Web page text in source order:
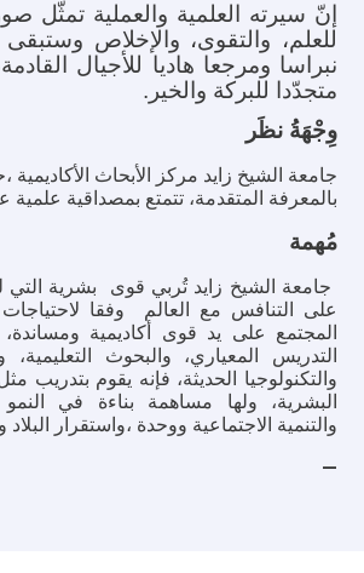
إنّ سیرته العلمیة والعملیة تمثّل
للعلم، والتقوی، والإخلاص وستبقی
نبراسا ومرجعا هادیا للأجیال
متجدّدا للبرکة والخیر.
وِجْهَةُ نظَر
جامعة الشيخ زايد مركز الأبحاث الأكاديمية
بالمعرفة المتقدمة، تتمتع بمصداقية علمية
مُهمة
جامعة الشيخ زايد تُربي قوى بشرية التي
على
التنافس مع العالم وفقا لاحتياجات
المجتمع على يد قوى أكاديمية
التدريس المعياري، والبحوث التعليمية،
والتكنولوجيا
الحديثة، فإنه يقوم بتدريب
البشرية، ولها
مساهمة بناءة في النمو
والتنمية الاجتماعية ووحدة ،واستقرار البلاد